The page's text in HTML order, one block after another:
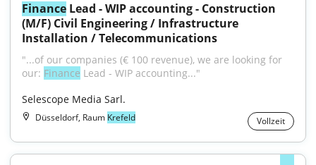
Finance Lead - WIP accounting - Construction
(M/F) Civil Engineering / Infrastructure
Installation / Telecommunications
"...of our companies (€ 100 revenue), we are looking for
our: Finance Lead - WIP accounting..."
Selescope Media Sarl.
Düsseldorf, Raum Krefeld Vollzeit